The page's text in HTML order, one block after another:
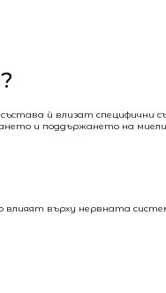
ѝ влизат специфични
и поддържането на
върху нервната